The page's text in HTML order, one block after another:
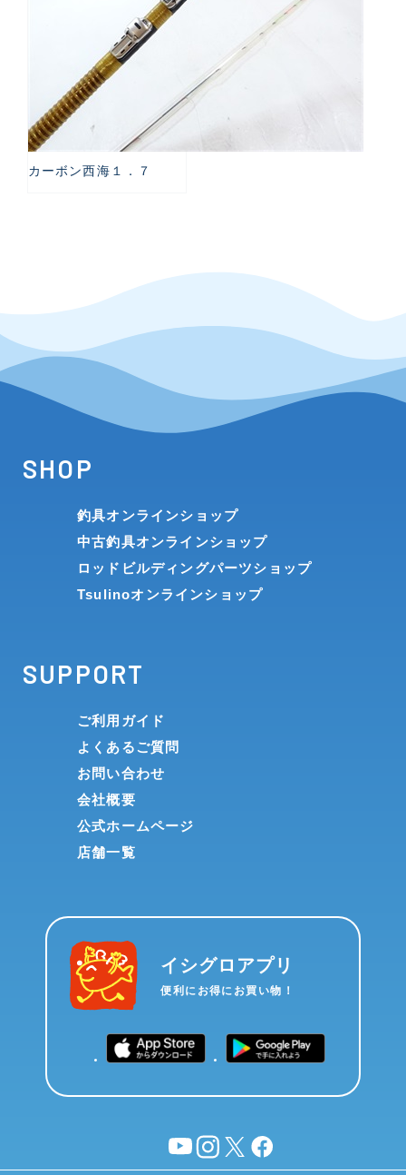
カーボン西海１．７
SHOP
釣具オンラインショップ
中古釣具オンラインショップ
ロッドビルディングパーツショップ
Tsulinoオンラインショップ
SUPPORT
ご利用ガイド
よくあるご質問
お問い合わせ
会社概要
公式ホームページ
店舗一覧
イシグロアプリ
便利にお得にお買い物！
YouTubeinstagram
X facebook